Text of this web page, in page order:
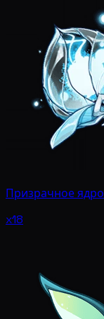
Призрачное ядро
x18